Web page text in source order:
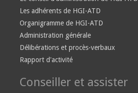
Les adhérents de HGI-ATD
Organigramme de HGI-ATD
Administration générale
Délibérations et procès-verbaux
Rapport d'activité
Conseiller et assister